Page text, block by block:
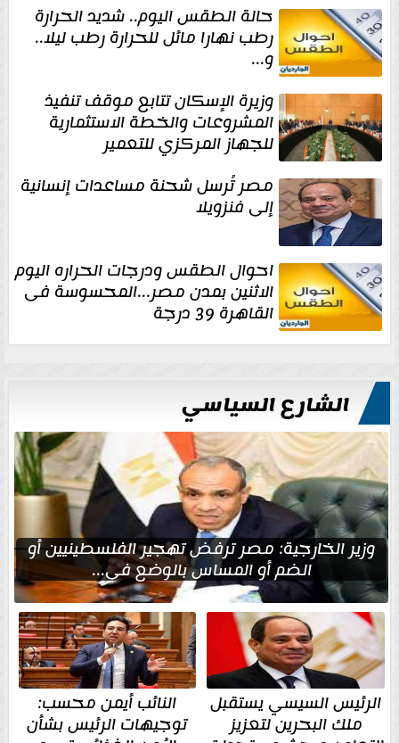
حالة الطقس اليوم.. شديد الحرارة
رطب نهارا مائل للحرارة رطب ليلا..
و...
وزيرة الإسكان تتابع موقف تنفيذ
المشروعات والخطة الاستثمارية
للجهاز المركزي للتعمير
مصر تُرسل شحنة مساعدات إنسانية
إلى فنزويلا
احوال الطقس ودرجات الحراره اليوم
الاثنين بمدن مصر...المحسوسة فى
القاهرة 39 درجة
الشارع السياسي
وزير الخارجية: مصر ترفض تهجير الفلسطينيين أو
الضم أو المساس بالوضع في...
الرئيس السيسي يستقبل
ملك البحرين لتعزيز
النائب أيمن محسب:
توجيهات الرئيس بشأن